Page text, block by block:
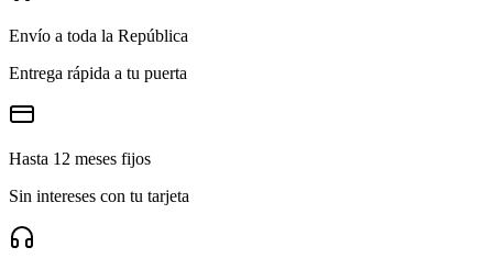
Envío a toda la República
Entrega rápida a tu puerta
Hasta 12 meses fijos
Sin intereses con tu tarjeta